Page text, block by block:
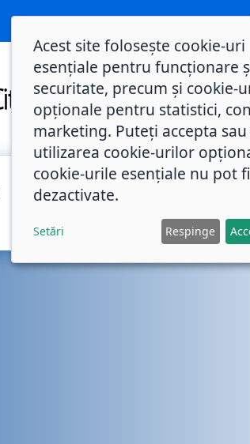
INTEGRITATE
Acest site folosește cookie-uri
esențiale pentru funcționare
securitate, precum și cookie-
opționale pentru statistici,
marketing. Puteți accepta
utilizarea cookie-urilor
cookie-urile esențiale nu pot fi
dezactivate.
Setări Respinge